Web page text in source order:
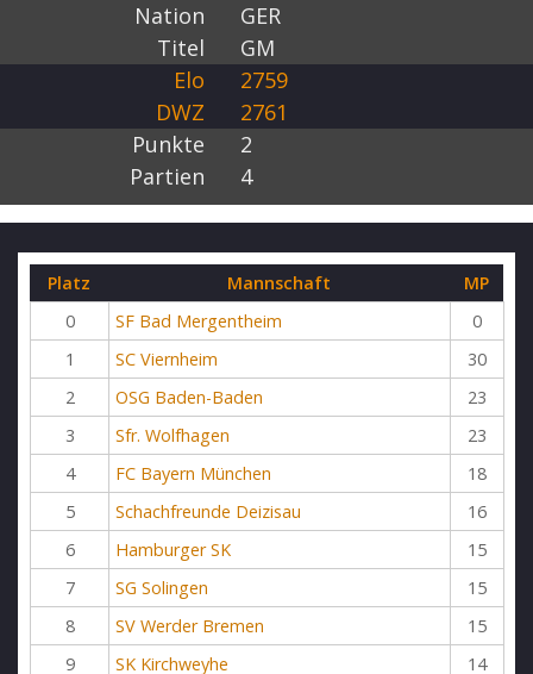
Nation
GER
Titel
GM
Elo
2759
DWZ
2761
Punkte
2
Partien
4
Platz Mannschaft
MP
0
SF Bad Mergentheim
0
1
SC Viernheim
30
2
OSG Baden-Baden
23
3
Sfr. Wolfhagen
23
4
FC Bayern München
18
5
Schachfreunde Deizisau
16
6
Hamburger SK
15
7
SG Solingen
15
8
SV Werder Bremen
15
9
SK Kirchweyhe
14